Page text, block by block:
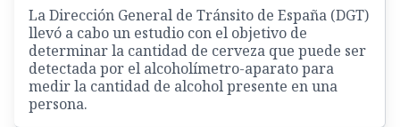
La Dirección General de Tránsito de España (DGT)
llevó a cabo un estudio con el objetivo de
determinar la cantidad de cerveza que puede ser
detectada por el alcoholímetro-aparato para
medir la cantidad de alcohol presente en una
persona.